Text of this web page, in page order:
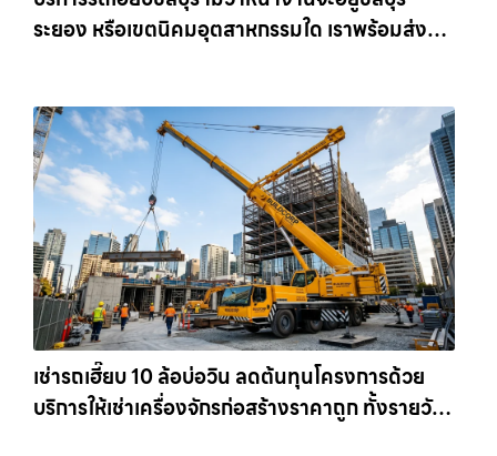
ระยอง หรือเขตนิคมอุตสาหกรรมใด เราพร้อมส่งรถ
เช่ารถเฮี๊ยบ 10 ล้อบ่อวิน ลดต้นทุนโครงการด้วย
บริการให้เช่าเครื่องจักรก่อสร้างราคาถูก ทั้งรายวัน